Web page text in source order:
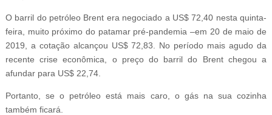
O barril do petróleo Brent era negociado a US$ 72,40 nesta quinta-
feira, muito próximo do patamar pré-pandemia –em 20 de maio de
2019, a cotação alcançou US$ 72,83. No período mais agudo da
recente crise econômica, o preço do barril do Brent chegou a
afundar para US$ 22,74.
Portanto, se o petróleo está mais caro, o gás na sua cozinha
também ficará.